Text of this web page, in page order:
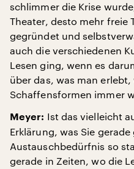
schlimmer die Krise
Theater, desto mehr freie
gegründet und
auch die verschiedenen
Lesen ging, wenn es
über das, was man
Schaffensformen immer
Meyer: Ist das vielleicht
Erklärung, was Sie
Austauschbedürfnis so
gerade in Zeiten, wo die